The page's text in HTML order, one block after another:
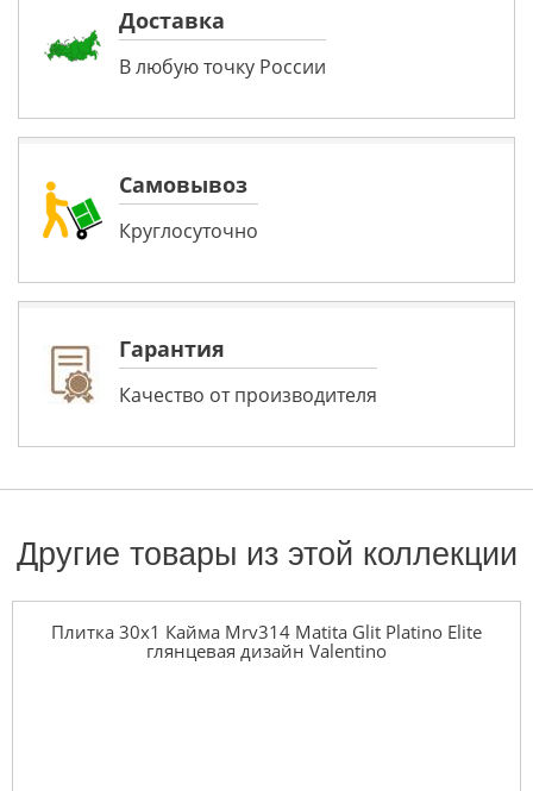
Доставка
В любую точку России
Самовывоз
Круглосуточно
Гарантия
Качество от производителя
Другие товары из этой коллекции
Плитка 30x1 Кайма Mrv314 Matita Glit Platino Elite
глянцевая дизайн Valentino